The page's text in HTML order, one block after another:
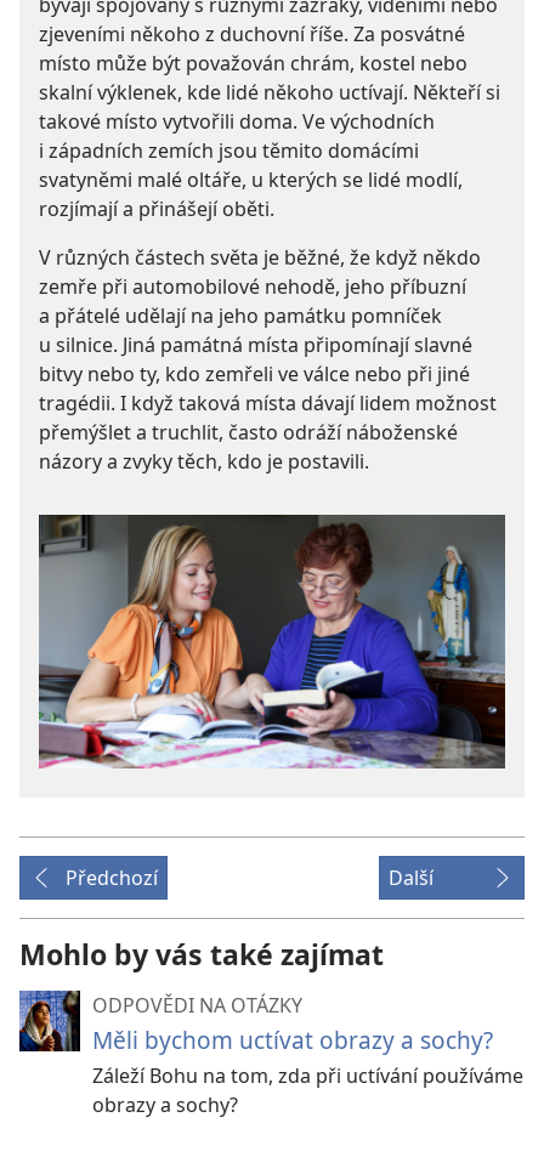
zjeveními někoho z duchovní říše. Za posvátné
místo může být považován chrám, kostel nebo
skalní výklenek, kde lidé někoho uctívají. Někteří si
takové místo vytvořili doma. Ve východních
i západních zemích jsou těmito domácími
svatyněmi malé oltáře, u kterých se lidé modlí,
rozjímají a přinášejí oběti.
V různých částech světa je běžné, že když někdo
zemře při automobilové nehodě, jeho příbuzní
a přátelé udělají na jeho památku pomníček
u silnice. Jiná památná místa připomínají slavné
bitvy nebo ty, kdo zemřeli ve válce nebo při jiné
tragédii. I když taková místa dávají lidem možnost
přemýšlet a truchlit, často odráží náboženské
názory a zvyky těch, kdo je postavili.
Předchozí Další
Mohlo by vás také zajímat
ODPOVĚDI NA OTÁZKY
Měli bychom uctívat obrazy a sochy?
Záleží Bohu na tom, zda při uctívání používáme
obrazy a sochy?